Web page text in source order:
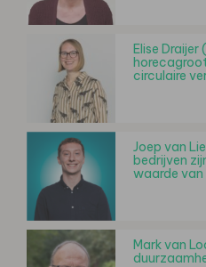
Elise Draijer
circulaire
Joep van
bedrijven
waarde van
Mark van